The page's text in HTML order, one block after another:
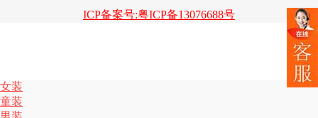
ICP备案号:粤ICP备13076688号
女装
童装